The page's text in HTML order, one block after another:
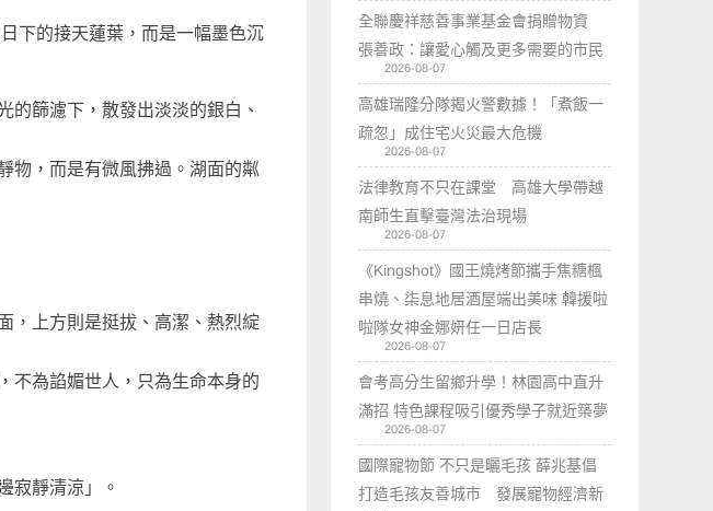
下的接天蓮葉，而是一幅墨色沉
的篩濾下，散發出淡淡的銀白、
物，而是有微風拂過。湖面的粼
，上方則是挺拔、高潔、熱烈綻
不為諂媚世人，只為生命本身的
寂靜清涼」。
全聯慶祥慈善事業基金會捐贈物資
張善政：讓愛心觸及更多需要的市民
2026-08-07
高雄瑞隆分隊揭火警數據！「煮飯一
疏忽」成住宅火災最大危機
2026-08-07
法律教育不只在課堂 高雄大學帶越
南師生直擊臺灣法治現場
2026-08-07
《Kingshot》國王燒烤節攜手焦糖楓
串燒、柒息地居酒屋端出美味 韓援啦
啦隊女神金娜妍任一日店長
2026-08-07
會考高分生留鄉升學！林園高中直升
滿招 特色課程吸引優秀學子就近築夢
2026-08-07
國際寵物節 不只是曬毛孩 薛兆基倡
打造毛孩友善城市 發展寵物經濟新